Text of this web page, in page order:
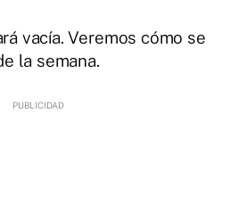
vacía. Veremos cómo se
la semana.